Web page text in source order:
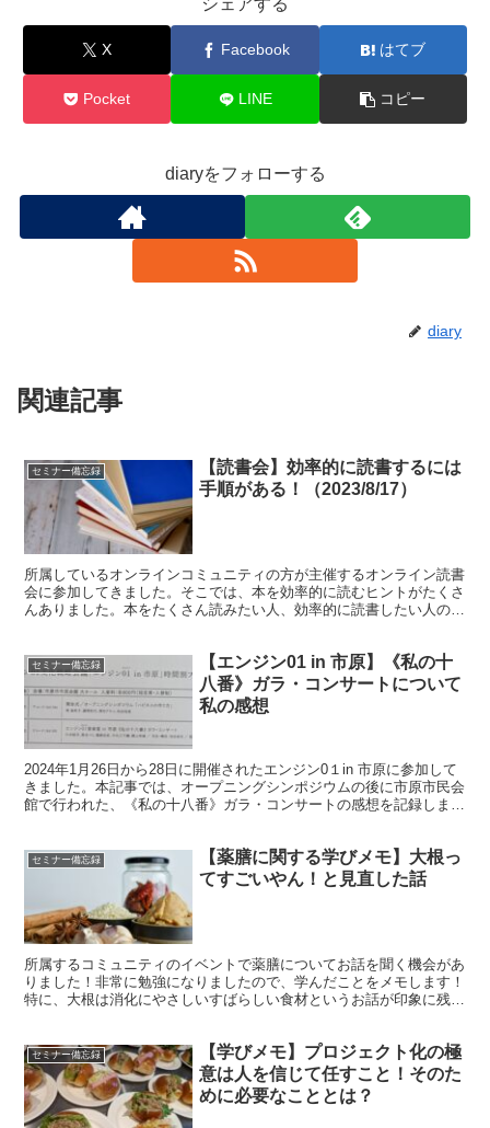
シェアする
X Facebook はてブ
Pocket LINE コピー
diaryをフォローする
diary
関連記事
セミナー備忘録
【読書会】効率的に読書するには
手順がある！（2023/8/17）
所属しているオンラインコミュニティの方が主催するオンライン読書
会に参加してきました。そこでは、本を効率的に読むヒントがたくさ
んありました。本をたくさん読みたい人、効率的に読書したい人の参
セミナー備忘録
【エンジン01 in 市原】《私の十
八番》ガラ・コンサートについて
私の感想
2024年1月26日から28日に開催されたエンジン0１in 市原に参加して
きました。本記事では、オープニングシンポジウムの後に市原市民会
館で行われた、《私の十八番》ガラ・コンサートの感想を記録しま
セミナー備忘録
【薬膳に関する学びメモ】大根っ
てすごいやん！と見直した話
所属するコミュニティのイベントで薬膳についてお話を聞く機会があ
りました！非常に勉強になりましたので、学んだことをメモします！
特に、大根は消化にやさしいすばらしい食材というお話が印象に残り
セミナー備忘録
【学びメモ】プロジェクト化の極
意は人を信じて任すこと！そのた
めに必要なこととは？